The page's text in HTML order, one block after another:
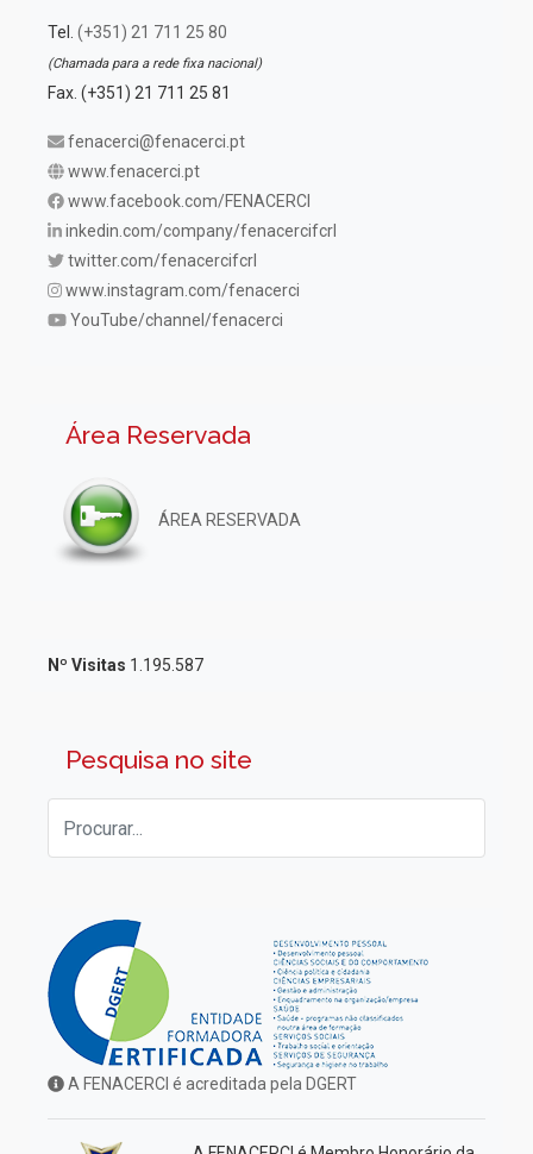
Tel. (+351) 21 711 25 80
(Chamada para a rede fixa nacional)
Fax. (+351) 21 711 25 81
fenacerci@fenacerci.pt
www.fenacerci.pt
www.facebook.com/FENACERCI
inkedin.com/company/fenacercifcrl
twitter.com/fenacercifcrl
www.instagram.com/fenacerci
YouTube/channel/fenacerci
Área Reservada
ÁREA RESERVADA
Nº Visitas 1.195.587
Pesquisa no site
A FENACERCI é acreditada pela DGERT